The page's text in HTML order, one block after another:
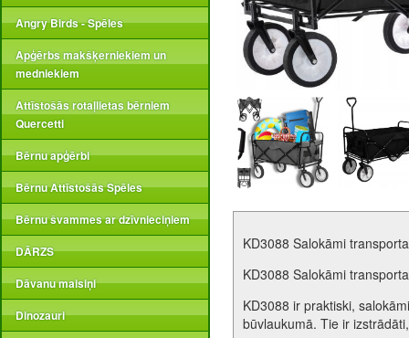
Angry Birds - Spēles
Apģērbs makšķerniekiem un
medniekiem
Attīstošās rotaļlietas bērniem
Quercetti
Bērnu apģērbi
Bērnu Attīstošās Spēles
Bērnu švammes ar dzīvnieciņiem
DĀRZS
Dāvanu maisiņi
Dinozauri
KD3088 Salokāmi
KD3088 Salokāmi
KD3088 ir praktiski,
būvlaukumā. Tie ir